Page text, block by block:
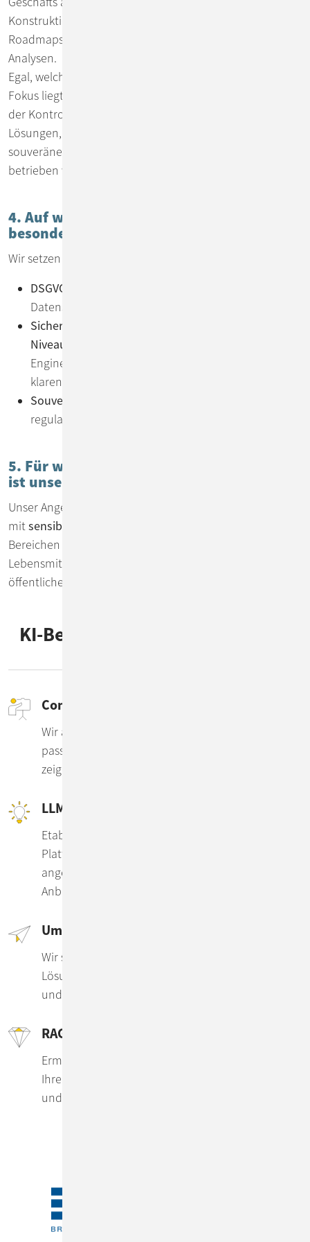
Konstruktionspläne, Rezepturen, strategische
Roadmaps, interne Protokolle oder proprietäre
Analysen.
Egal, welche Daten für Sie geschäftskritisch sind – unser
Fokus liegt auf maximaler Informationssicherheit und
der Kontrolle über Ihre Daten. Deshalb bieten wir
Lösungen, die vollständig ohne Cloud oder in
souveränen, EU-konformen Cloud-Umgebungen
betrieben werden können.
4. Auf welche Standards achten wir
besonders?
Wir setzen konsequent auf:
DSGVO-Konformität
Datenschutz und Datenverarbeitung
Sicherheits- und Qualitätsstandards auf Enterprise-
Niveau
Engineers, mit robusten Zugriffskonzepten und
klaren Prozessen
Souveränes Hosting
regulatorische Vorgaben zuverlässig zu erfüllen
5. Für welche Unternehmen und Use Cases
ist unser Angebot besonders geeignet?
Unser Angebot eignet sich besonders für Unternehmen
mitsensiblen Datenbeständen –
Bereichen Finanzen, Gesundheitswesen, Forschung,
Lebensmittelindustrie, Maschinenbau & Produktion oder
öffentlicher Sektor.
KI-Beratung by ConSol – Unsere
Consulting
Wir analysieren Ihre Anforderungen, beraten zu
passenden Tools und Betriebsmodellen und
zeigen Wege zu souveräner KI-Nutzung auf.
LLM-Lösungen für Ihr Unternehmen
Etablieren Sie mit uns Ihre eigene, sichere LLM-
Plattform – lokal oder in der Cloud, individuell
angepasst und auf Wunsch unabhängig von US-
Anbietern.
Umsetzung & Implementierung
Wir sind für Sie da von der Idee bis zur fertigen KI-
Lösung, die für Ihre Use Cases optimal nutzbar ist
und echten Mehrwert bringt.
RAG-Applikationen für Ihre Daten
Ermöglichen Sie kontextbasierte Antworten aus
Ihren internen Informationen – schnell, präzise
und auf Ihre Use Cases zugeschnitten.